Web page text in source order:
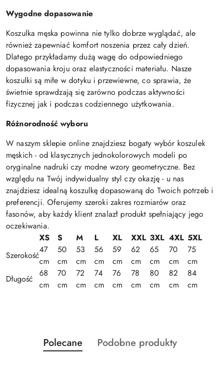
Wygodne dopasowanie
Koszulka męska powinna nie tylko dobrze wyglądać, ale
również zapewniać komfort noszenia przez cały dzień.
Dlatego przykładamy dużą wagę do odpowiedniego
dopasowania kroju oraz elastyczności materiału. Nasze
koszulki są miłe w dotyku i przewiewne, co sprawia, że
świetnie sprawdzają się zarówno podczas aktywności
fizycznej jak i podczas codziennego użytkowania.
Różnorodność wyboru
W naszym sklepie online znajdziesz bogaty wybór koszulek
męskich - od klasycznych jednokolorowych modeli po
oryginalne nadruki czy modne wzory geometryczne. Bez
względu na Twój indywidualny styl czy okazję - u nas
znajdziesz idealną koszulkę dopasowaną do Twoich potrzeb i
preferencji. Oferujemy szeroki zakres rozmiarów oraz
fasonów, aby każdy klient znalazł produkt spełniający jego
oczekiwania.
XS
S M L XL XXL 3XL 4XL 5XL
Szerokość
47
cm
50
cm
53
cm
56
cm
59
cm
62
cm
65
cm
70
cm
75
cm
Długość
68
cm
70
cm
72
cm
74
cm
76
cm
78
cm
80
cm
82
cm
84
cm
Pomiń karuzelę produktów
Produkty
o
Polecane
Produkty
Podobne produkty